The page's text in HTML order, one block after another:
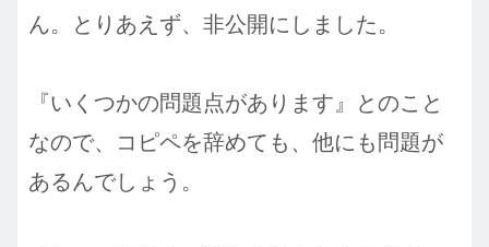
ん。とりあえず、非公開にしました。
『いくつかの問題点があります』とのこと
なので、コピペを辞めても、他にも問題が
あるんでしょう。